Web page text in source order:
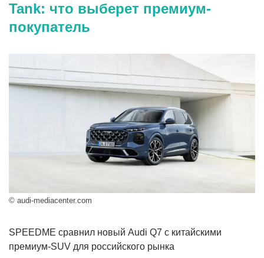
Tank: что выберет премиум-
покупатель
© audi-mediacenter.com
SPEEDME сравнил новый Audi Q7 с китайскими
премиум-SUV для российского рынка